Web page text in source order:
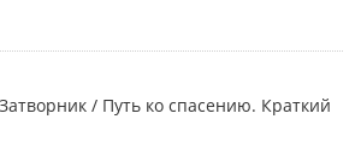
/ Путь ко спасению. Краткий